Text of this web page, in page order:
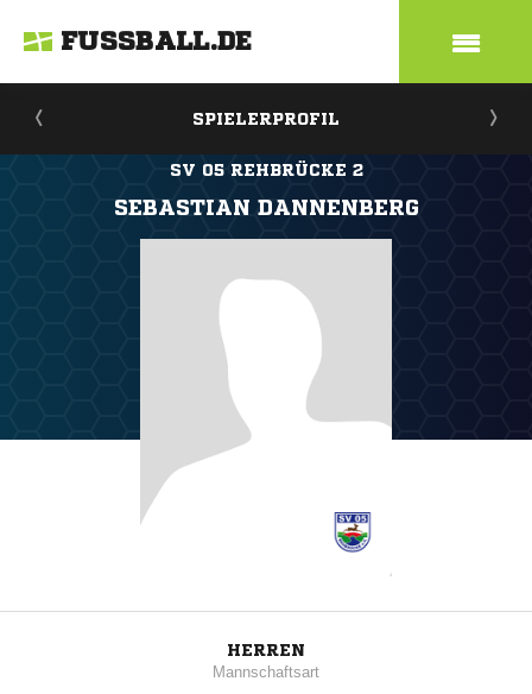
FUSSBALL.DE
SPIELERPROFIL
SV 05 REHBRÜCKE 2
SEBASTIAN DANNENBERG
HERREN
Mannschaftsart